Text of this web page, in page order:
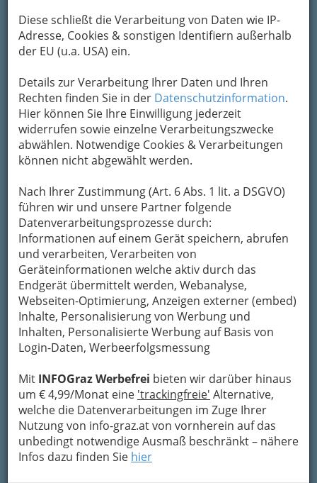
Diese schließt die Verarbeitung von Daten wie IP-
Adresse, Cookies & sonstigen Identifiern außerhalb
der EU (u.a. USA) ein.
Details zur Verarbeitung Ihrer Daten und Ihren
Rechten finden Sie in der Datenschutzinformation.
Hier können Sie Ihre Einwilligung jederzeit
widerrufen sowie einzelne Verarbeitungszwecke
abwählen. Notwendige Cookies & Verarbeitungen
können nicht abgewählt werden.
Nach Ihrer Zustimmung (Art. 6 Abs. 1 lit. a DSGVO)
führen wir und unsere Partner folgende
Datenverarbeitungsprozesse durch:
Informationen auf einem Gerät speichern, abrufen
und verarbeiten, Verarbeiten von
Geräteinformationen welche aktiv durch das
Endgerät übermittelt werden, Webanalyse,
Webseiten-Optimierung, Anzeigen externer (embed)
Inhalte, Personalisierung von Werbung und
Inhalten, Personalisierte Werbung auf Basis von
Login-Daten, Werbeerfolgsmessung
Mit INFOGraz Werbefrei bieten wir darüber hinaus
um € 4,99/Monat eine 'trackingfreie' Alternative,
welche die Datenverarbeitungen im Zuge Ihrer
Nutzung von info-graz.at von vornherein auf das
unbedingt notwendige Ausmaß beschränkt – nähere
Infos dazu finden Sie hier
Kontaktaufnahme
Um die Info-Graz Firmenvor Spam-Mails zu
bewahren, verwenden wir an dieser Stelle zur
Formular. Ihre Nachricht wird nach dem
Absenden umgehend per Mail an das
Unternehmen Tierheim Adamhof weitergeleitet.
Mein Name
Meine Email Adresse
Mein Betreff
Meine Nachricht
Meine Nachricht senden